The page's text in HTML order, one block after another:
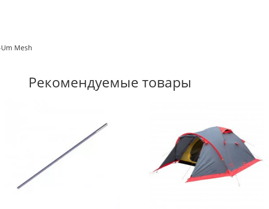
Mesh
Рекомендуемые товары